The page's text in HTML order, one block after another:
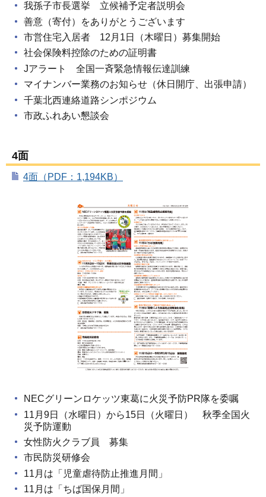
我孫子市長選挙 立候補予定者説明会
善意（寄付）をありがとうございます
市営住宅入居者 12月1日（木曜日）募集開始
社会保険料控除のための証明書
Jアラート 全国一斉緊急情報伝達訓練
マイナンバー業務のお知らせ（休日開庁、出張申請）
千葉北西連絡道路シンポジウム
市政ふれあい懇談会
4面
4面（PDF：1,194KB）
NECグリーンロケッツ東葛に火災予防PR隊を委嘱
11月9日（水曜日）から15日（火曜日） 秋季全国火
災予防運動
女性防火クラブ員 募集
市民防災研修会
11月は「児童虐待防止推進月間」
11月は「ちば国保月間」